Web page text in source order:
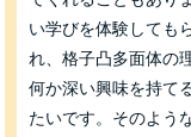
い学びを体験しても
れ、格子凸多面体の
何か深い興味を持て
たいです。そのよう